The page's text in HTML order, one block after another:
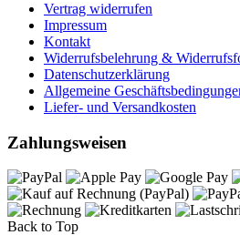
Vertrag widerrufen
Impressum
Kontakt
Widerrufsbelehrung &
Datenschutzerklärung
Allgemeine
Liefer- und Versandkosten
Zahlungsweisen
Back to Top